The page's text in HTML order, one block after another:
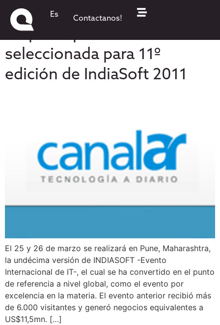
Es Contactanos!
CanalAR – QKStudio:
Empresa platense
seleccionada para 11º
edición de IndiaSoft 2011
El 25 y 26 de marzo se realizará en Pune, Maharashtra,
la undécima versión de INDIASOFT -Evento
Internacional de IT-, el cual se ha convertido en el punto
de referencia a nivel global, como el evento por
excelencia en la materia. El evento anterior recibió más
de 6.000 visitantes y generó negocios equivalentes a
US$11,5mn. […]